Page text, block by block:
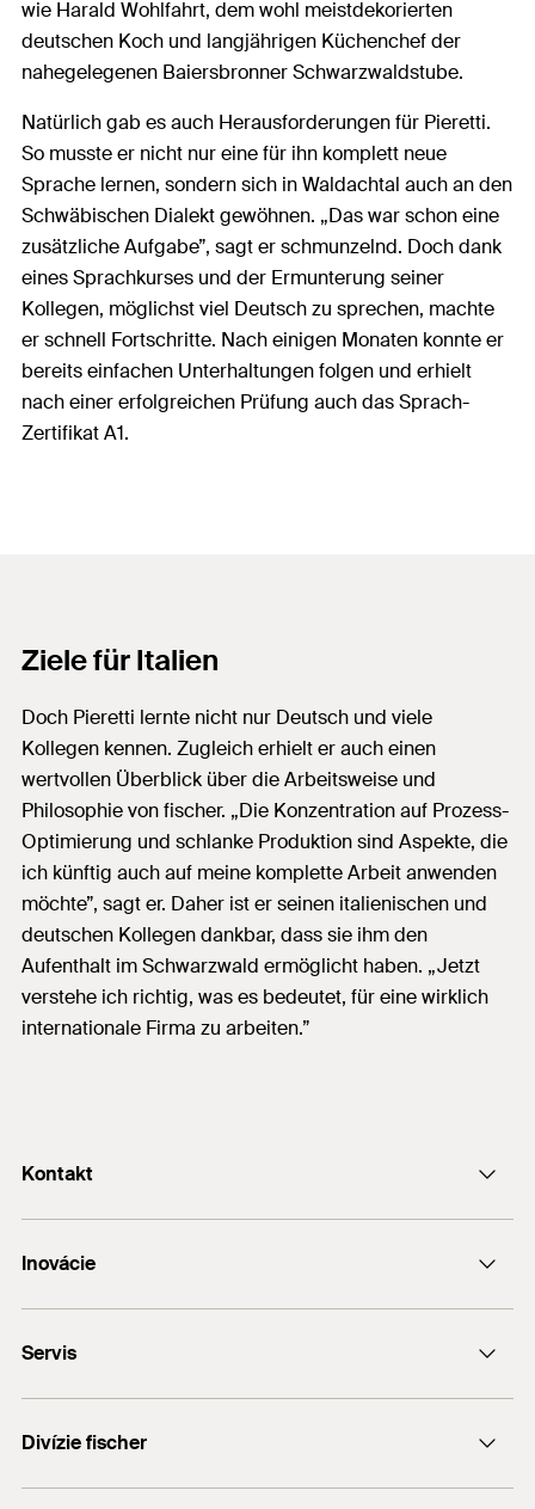
wie Harald Wohlfahrt, dem wohl meistdekorierten
deutschen Koch und langjährigen Küchenchef der
nahegelegenen Baiersbronner Schwarzwaldstube.
Natürlich gab es auch Herausforderungen für Pieretti.
So musste er nicht nur eine für ihn komplett neue
Sprache lernen, sondern sich in Waldachtal auch an den
Schwäbischen Dialekt gewöhnen. „Das war schon eine
zusätzliche Aufgabe”, sagt er schmunzelnd. Doch dank
eines Sprachkurses und der Ermunterung seiner
Kollegen, möglichst viel Deutsch zu sprechen, machte
er schnell Fortschritte. Nach einigen Monaten konnte er
bereits einfachen Unterhaltungen folgen und erhielt
nach einer erfolgreichen Prüfung auch das Sprach-
Zertifikat A1.
Ziele für Italien
Doch Pieretti lernte nicht nur Deutsch und viele
Kollegen kennen. Zugleich erhielt er auch einen
wertvollen Überblick über die Arbeitsweise und
Philosophie von fischer. „Die Konzentration auf Prozess-
Optimierung und schlanke Produktion sind Aspekte, die
ich künftig auch auf meine komplette Arbeit anwenden
möchte”, sagt er. Daher ist er seinen italienischen und
deutschen Kollegen dankbar, dass sie ihm den
Aufenthalt im Schwarzwald ermöglicht haben. „Jetzt
verstehe ich richtig, was es bedeutet, für eine wirklich
internationale Firma zu arbeiten.”
Kontakt
servis@fischerwerke.sk
Inovácie
FFA
fischer ULTRACUT FBS II
HybridPower
Servis
Predajné dokumenty
Kúpiť v kammenej predajni
Divízie fischer